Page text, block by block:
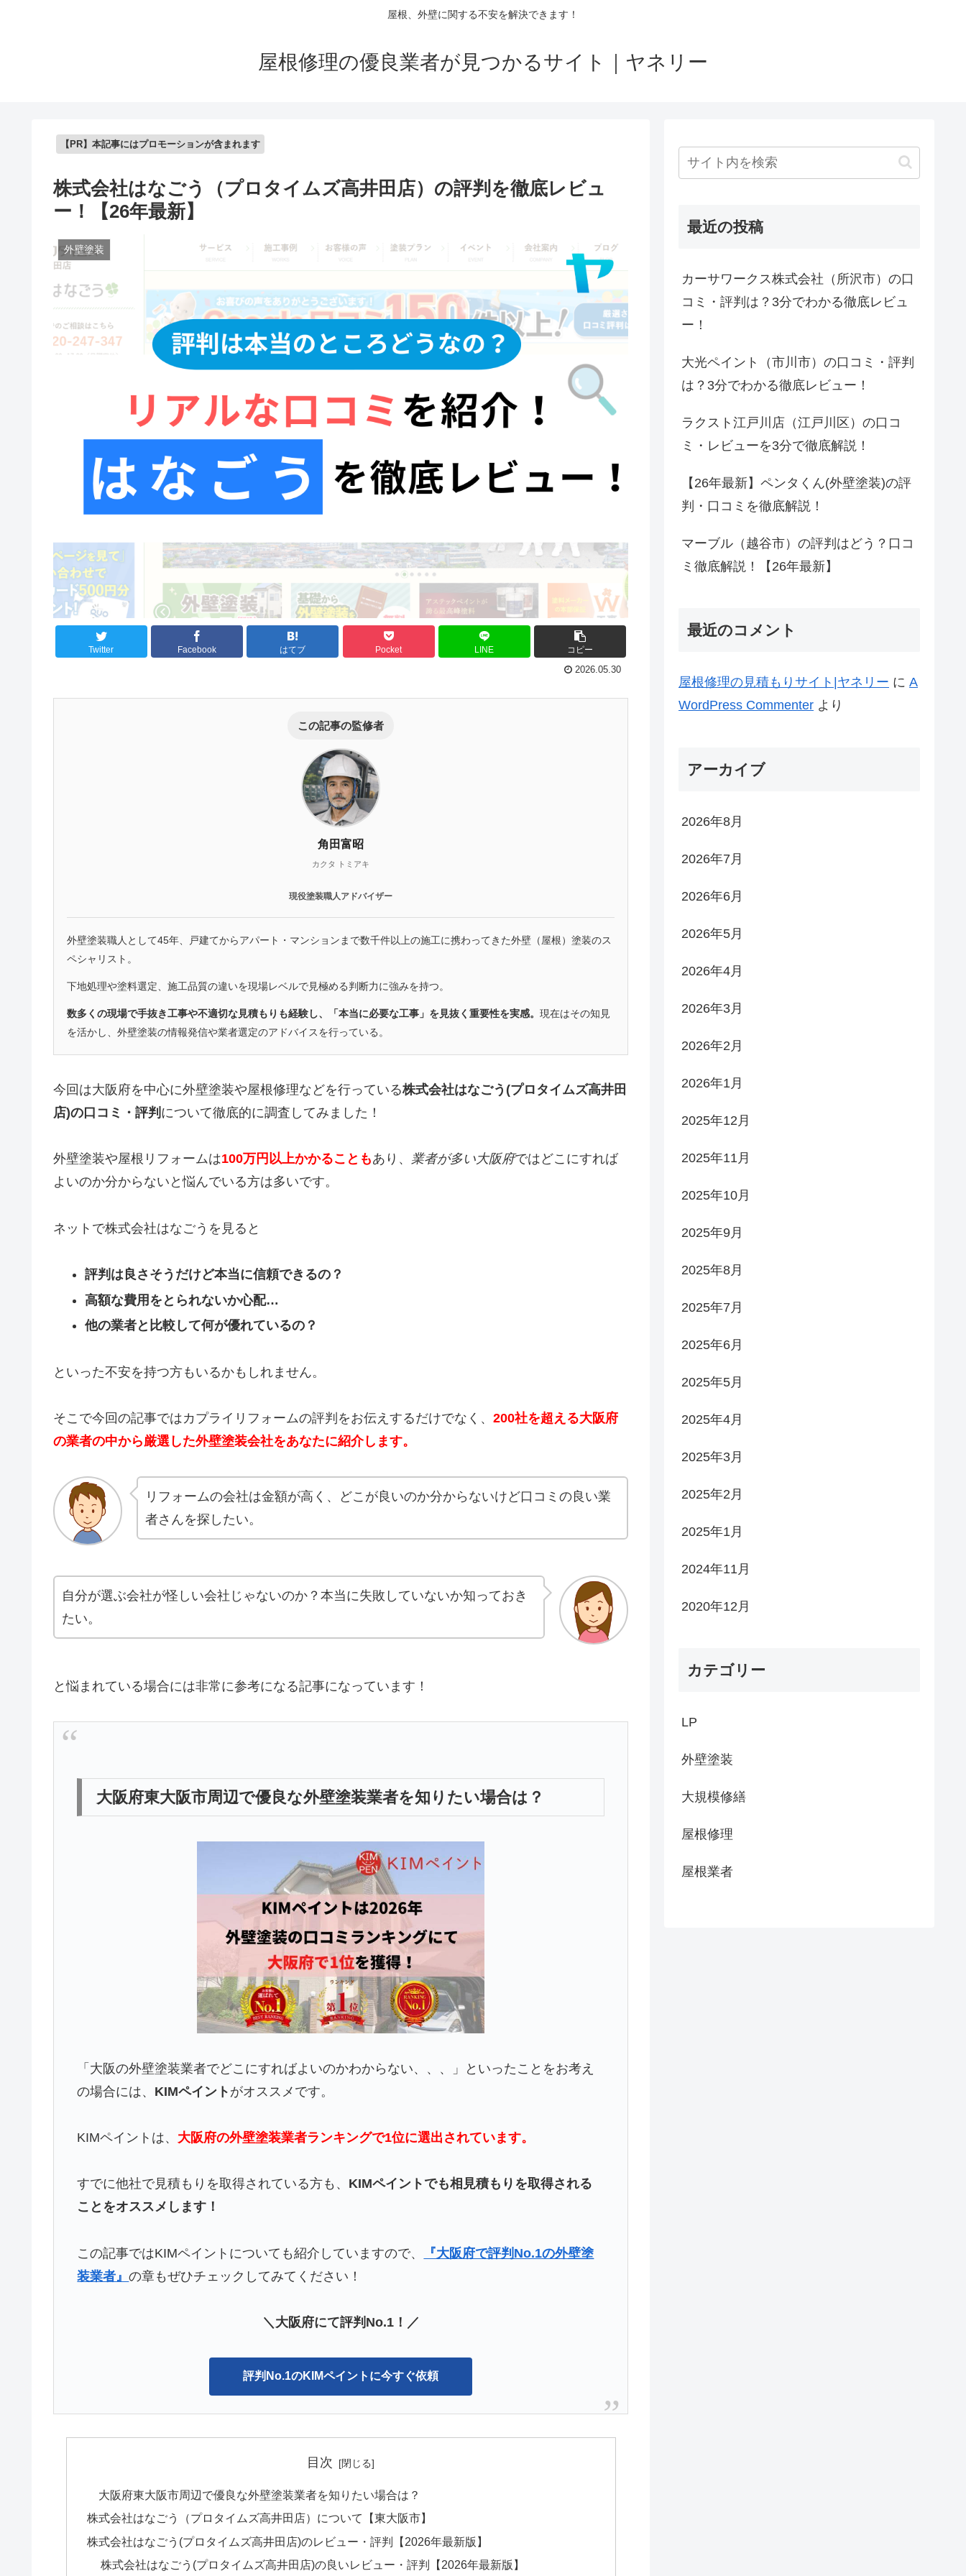
屋根、外壁に関する不安を解決できます！
屋根修理の優良業者が見つかるサイト｜ヤネリー
【PR】本記事にはプロモーションが含まれます
株式会社はなごう（プロタイムズ高井田店）の評判を徹底レビュ
ー！【26年最新】
外壁塗装
Twitter Facebook はてブ Pocket LINE コピー
2026.05.30
この記事の監修者
角田富昭
カクタ トミアキ
現役塗装職人アドバイザー
外壁塗装職人として45年、戸建てからアパート・マンションまで数千件以上の施工に携わってきた外壁（屋根）塗装のス
ペシャリスト。
下地処理や塗料選定、施工品質の違いを現場レベルで見極める判断力に強みを持つ。
数多くの現場で手抜き工事や不適切な見積もりも経験し、「本当に必要な工事」を見抜く重要性を実感。 現在はその知見
を活かし、外壁塗装の情報発信や業者選定のアドバイスを行っている。
今回は大阪府を中心に外壁塗装や屋根修理などを行っている株式会社はなごう(プロタイムズ高井田
店)の口コミ・評判 について徹底的に調査してみました！
外壁塗装や屋根リフォームは100万円以上かかることもあり、 業者が多い大阪府ではどこにすれば
よいのか分からないと悩んでいる方は多いです。
ネットで株式会社はなごうを見ると
評判は良さそうだけど本当に信頼できるの？
高額な費用をとられないか心配…
他の業者と比較して何が優れているの？
といった不安を持つ方もいるかもしれません。
そこで今回の記事ではカプライリフォームの評判をお伝えするだけでなく、 200社を超える大阪府
の業者の中から厳選した外壁塗装会社をあなたに紹介します。
リフォームの会社は金額が高く、どこが良いのか分からないけど口コミの良い業
者さんを探したい。
自分が選ぶ会社が怪しい会社じゃないのか？本当に失敗していないか知っておき
たい。
と悩まれている場合には非常に参考になる記事になっています！
大阪府東大阪市周辺で優良な外壁塗装業者を知りたい場合は？
「大阪の外壁塗装業者でどこにすればよいのかわからない、、、」といったことをお考え
の場合には、 KIMペイント がオススメです。
KIMペイントは、 大阪府の外壁塗装業者ランキングで1位に選出されています。
すでに他社で見積もりを取得されている方も、 KIMペイントでも相見積もりを取得される
ことをオススメします！
この記事ではKIMペイントについても紹介していますので、
『大阪府で評判No.1の外壁塗
装業者』の章もぜひチェックしてみてください！
＼大阪府にて評判No.1！／
評判No.1のKIMペイントに今すぐ依頼
目次
大阪府東大阪市周辺で優良な外壁塗装業者を知りたい場合は？
株式会社はなごう（プロタイムズ高井田店）について【東大阪市】
株式会社はなごう(プロタイムズ高井田店)のレビュー・評判【2026年最新版】
株式会社はなごう(プロタイムズ高井田店)の良いレビュー・評判【2026年最新版】
最近の投稿
カーサワークス株式会社（所沢市）の口
コミ・評判は？3分でわかる徹底レビュ
ー！
大光ペイント（市川市）の口コミ・評判
は？3分でわかる徹底レビュー！
ラクスト江戸川店（江戸川区）の口コ
ミ・レビューを3分で徹底解説！
【26年最新】ペンタくん(外壁塗装)の評
判・口コミを徹底解説！
マーブル（越谷市）の評判はどう？口コ
ミ徹底解説！【26年最新】
最近のコメント
屋根修理の見積もりサイト|ヤネリー に A
WordPress Commenter より
アーカイブ
2026年8月
2026年7月
2026年6月
2026年5月
2026年4月
2026年3月
2026年2月
2026年1月
2025年12月
2025年11月
2025年10月
2025年9月
2025年8月
2025年7月
2025年6月
2025年5月
2025年4月
2025年3月
2025年2月
2025年1月
2024年11月
2020年12月
カテゴリー
LP
外壁塗装
大規模修繕
屋根修理
屋根業者